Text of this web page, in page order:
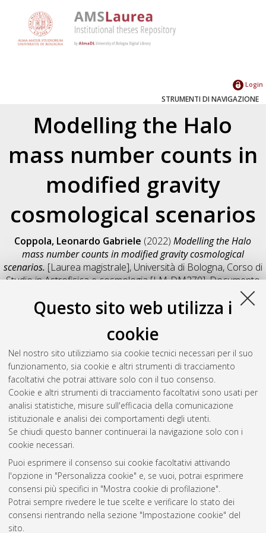
Questo sito web utilizza i
cookie
Nel nostro sito utilizziamo sia cookie tecnici necessari per il suo
funzionamento, sia cookie e altri strumenti di tracciamento
facoltativi che potrai attivare solo con il tuo consenso.
Cookie e altri strumenti di tracciamento facoltativi sono usati per
analisi statistiche, misure sull'efficacia della comunicazione
istituzionale e analisi dei comportamenti degli utenti.
Se chiudi questo banner continuerai la navigazione solo con i
cookie necessari.
Puoi esprimere il consenso sui cookie facoltativi attivando
l'opzione in "Personalizza cookie" e, se vuoi, potrai esprimere
consensi più specifici in "Mostra cookie di profilazione".
Potrai sempre rivedere le tue scelte e verificare lo stato dei
consensi rientrando nella sezione "Impostazione cookie" del
sito.
Login
STRUMENTI DI NAVIGAZIONE
Modelling the Halo
mass number counts in
modified gravity
cosmological scenarios
Coppola, Leonardo Gabriele (2022)Modelling the Halo
mass number counts in modified gravity cosmological
scenarios. [Laurea magistrale], Università di Bologna, Corso di
Studio inAstrofisica e cosmologia [LM-DM270], Documento
Salva citazione
Condividi
Il full-text non è disponibile per scelta dell'autore. (
Abstract
Altri metadati
Gestione del documento:
Atom
Rss 1.0
Rss 2.0